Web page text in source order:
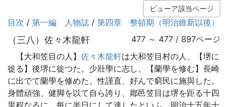
ビューア該当ページ
目次 / 第一編 人物誌 / 第四章 整頓期（明治維新以後）
（三八）佐々木龍軒
477 ～ 477 / 897ページ
【大和笠目の人】 佐々木龍軒は大和笠目村の人、【堺に
徙る】後堺に徙つた。少壯學に志し、【蘭學を修む】長崎
に出でて蘭學を修めた。性謹直、好んで窮民に施與した。
身體頑強、健脚を以て自ら誇り、鄕邑笠目は堺を距る十四
里程なるに、每に半日にして達したといふ。明治十五年十